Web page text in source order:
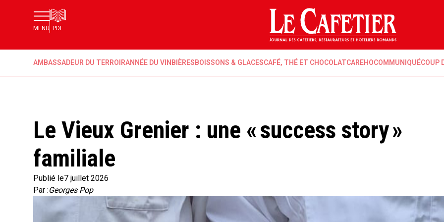
MENU PDF
AMBASSADEUR DU TERROIRANNÉE DU VIN BIÈRESBOISSONS & GLACESCAFÉ, THÉ ET CHOCOLATCAREHOCOMMUNIQUÉCOUP
Le Vieux Grenier : une « success story »
familiale
Publié le7 juillet 2026
Par :Georges Pop